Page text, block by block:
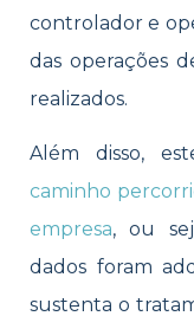
controlador e
das operações
realizados.
Além disso,
caminho
empresa, ou
dados foram
sustenta o